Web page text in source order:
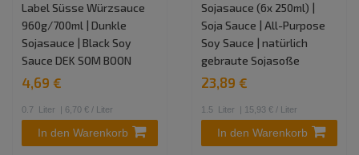
Label Süsse Würzsauce
960g/700ml | Dunkle
Sojasauce | Black Soy
Sauce DEK SOM BOON
4,69 €
0.7 Liter | 6,70 € / Liter
In den Warenkorb
Sojasauce (6x 250ml) |
Soja Sauce | All-Purpose
Soy Sauce | natürlich
gebraute Sojasoße
23,89 €
1.5 Liter | 15,93 € / Liter
In den Warenkorb